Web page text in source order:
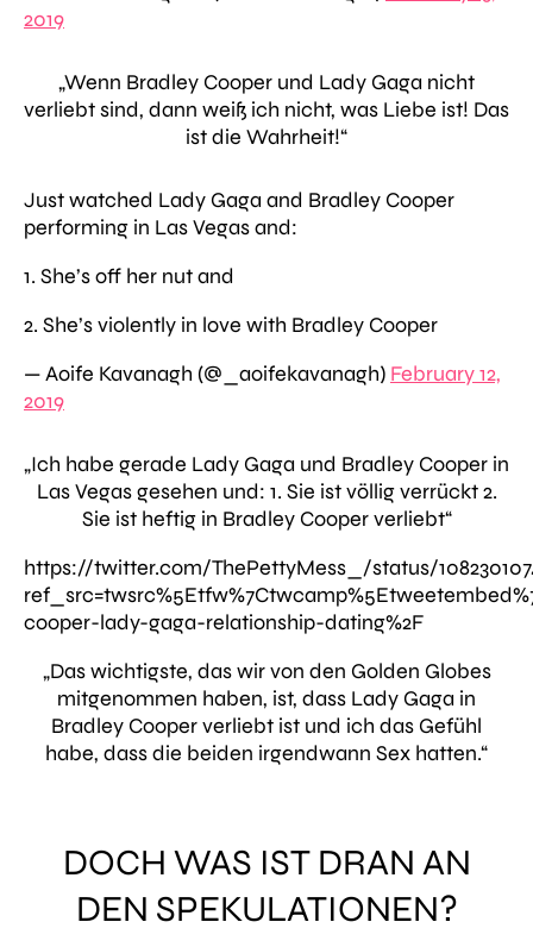
2019
„Wenn Bradley Cooper und Lady Gaga nicht
verliebt sind, dann weiß ich nicht, was Liebe ist! Das
ist die Wahrheit!“
Just watched Lady Gaga and Bradley Cooper
performing in Las Vegas and:
1. She’s off her nut and
2. She’s violently in love with Bradley Cooper
— Aoife Kavanagh (@_aoifekavanagh) February 12,
2019
„Ich habe gerade Lady Gaga und Bradley Cooper in
Las Vegas gesehen und: 1. Sie ist völlig verrückt 2.
Sie ist heftig in Bradley Cooper verliebt“
https://twitter.com/ThePettyMess_/status/
cooper-lady-gaga-relationship-dating%2F
„Das wichtigste, das wir von den Golden Globes
mitgenommen haben, ist, dass Lady Gaga in
Bradley Cooper verliebt ist und ich das Gefühl
habe, dass die beiden irgendwann Sex hatten.“
DOCH WAS IST DRAN AN
DEN SPEKULATIONEN?